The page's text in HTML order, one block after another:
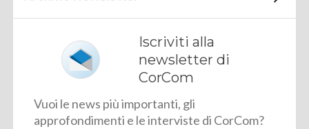
Iscriviti alla
newsletter di
CorCom
Vuoi le news più importanti, gli
approfondimenti e le interviste di CorCom?